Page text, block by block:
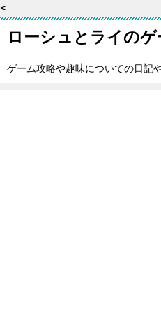
<
ローシュとライの
ゲーム攻略や趣味についての日記